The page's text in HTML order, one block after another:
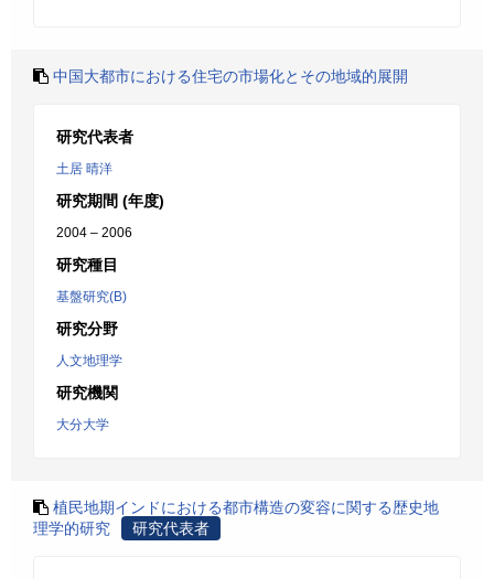
中国大都市における住宅の市場化とその地域的展開
研究代表者
土居 晴洋
研究期間 (年度)
2004 – 2006
研究種目
基盤研究(B)
研究分野
人文地理学
研究機関
大分大学
植民地期インドにおける都市構造の変容に関する歴史地
理学的研究
研究代表者